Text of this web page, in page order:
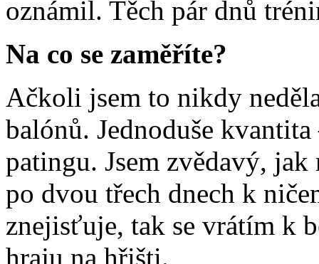
oznámil. Těch pár dnů
Na co se zaměříte?
Ačkoli jsem to nikdy
balónů. Jednoduše
patingu. Jsem zvědavý,
po dvou třech dnech k
znejisťuje, tak se vrátím k
hraju na hřišti.